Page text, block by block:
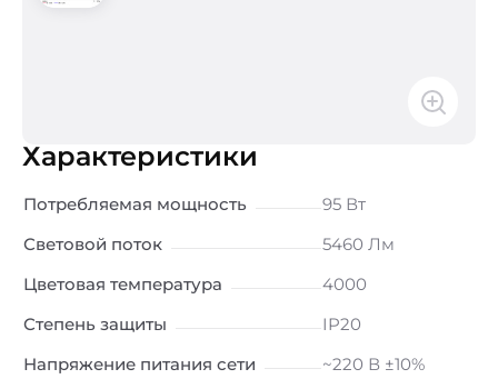
Характеристики
Потребляемая мощность
95 Вт
Световой поток
5460 Лм
Цветовая температура
4000
Степень защиты
IP20
Напряжение питания сети
~220 В ±10%